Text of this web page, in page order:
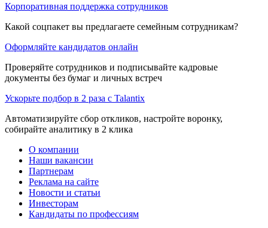
Корпоративная поддержка сотрудников
Какой соцпакет вы предлагаете семейным сотрудникам?
Оформляйте кандидатов онлайн
Проверяйте сотрудников и подписывайте кадровые
документы без бумаг и личных встреч
Ускорьте подбор в 2 раза с Talantix
Автоматизируйте сбор откликов, настройте воронку,
собирайте аналитику в 2 клика
О компании
Наши вакансии
Партнерам
Реклама на сайте
Новости и статьи
Инвесторам
Кандидаты по профессиям